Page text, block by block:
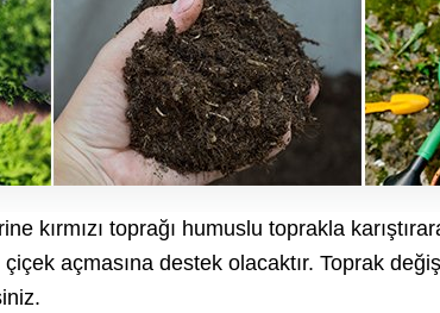
kırmızı toprağı humuslu toprakla
açmasına destek olacaktır. Toprak